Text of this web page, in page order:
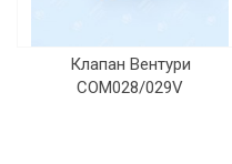
Клапан Вентури
COM028/029V